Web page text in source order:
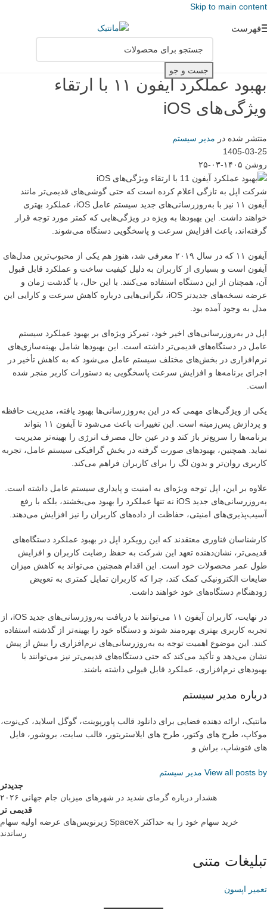
Skip to main content
فهرست
جست و جو
بهبود عملکرد آیفون ۱۱ با ارتقاء
ویژگی‌های iOS
منتشر شده در مدیر سیستم
1405-03-25
روشن ۱۴۰۵-۰۳-۲۵
شرکت اپل به تازگی اعلام کرده است که حتی گوشی‌های قدیمی‌تر مانند
آیفون ۱۱ نیز با به‌روزرسانی‌های جدید سیستم عامل iOS، عملکرد بهتری
خواهند داشت. این بهبودها به ویژه در ویژگی‌هایی که کمتر مورد توجه قرار
گرفته‌اند، باعث افزایش سرعت و پاسخگویی دستگاه می‌شوند.
آیفون ۱۱ که در سال ۲۰۱۹ معرفی شد، هنوز هم یکی از محبوب‌ترین مدل‌های
آیفون است و بسیاری از کاربران به دلیل کیفیت ساخت و عملکرد قابل قبول
آن، همچنان از این دستگاه استفاده می‌کنند. با این حال، با گذشت زمان و
عرضه نسخه‌های جدیدتر iOS، نگرانی‌هایی درباره کاهش سرعت و کارایی این
مدل به وجود آمده بود.
اپل در به‌روزرسانی‌های اخیر خود، تمرکز ویژه‌ای بر بهبود عملکرد سیستم
عامل در دستگاه‌های قدیمی‌تر داشته است. این بهبودها شامل بهینه‌سازی‌های
نرم‌افزاری در بخش‌های مختلف سیستم عامل می‌شود که به کاهش تأخیر در
اجرای برنامه‌ها و افزایش سرعت پاسخگویی به دستورات کاربر منجر شده
است.
یکی از ویژگی‌های مهمی که در این به‌روزرسانی‌ها بهبود یافته، مدیریت حافظه
و پردازش پس‌زمینه است. این تغییرات باعث می‌شود تا آیفون ۱۱ بتواند
برنامه‌ها را سریع‌تر باز کند و در عین حال مصرف انرژی را بهینه‌تر مدیریت
نماید. همچنین، بهبودهای صورت گرفته در بخش گرافیکی سیستم عامل، تجربه
کاربری روان‌تر و بدون لگ را برای کاربران فراهم می‌کند.
علاوه بر این، اپل توجه ویژه‌ای به امنیت و پایداری سیستم عامل داشته است.
به‌روزرسانی‌های جدید iOS نه تنها عملکرد را بهبود می‌بخشند، بلکه با رفع
آسیب‌پذیری‌های امنیتی، حفاظت از داده‌های کاربران را نیز افزایش می‌دهند.
کارشناسان فناوری معتقدند که این رویکرد اپل در بهبود عملکرد دستگاه‌های
قدیمی‌تر، نشان‌دهنده تعهد این شرکت به حفظ رضایت کاربران و افزایش
طول عمر محصولات خود است. این اقدام همچنین می‌تواند به کاهش میزان
ضایعات الکترونیکی کمک کند، چرا که کاربران تمایل کمتری به تعویض
زودهنگام دستگاه‌های خود خواهند داشت.
در نهایت، کاربران آیفون ۱۱ می‌توانند با دریافت به‌روزرسانی‌های جدید iOS، از
تجربه کاربری بهتری بهره‌مند شوند و دستگاه خود را بهینه‌تر از گذشته استفاده
کنند. این موضوع اهمیت توجه به به‌روزرسانی‌های نرم‌افزاری را بیش از پیش
نشان می‌دهد و تأکید می‌کند که حتی دستگاه‌های قدیمی‌تر نیز می‌توانند با
بهبودهای نرم‌افزاری، عملکرد قابل قبولی داشته باشند.
درباره مدیر سیستم
مانتیک، ارائه دهنده فضایی برای دانلود قالب پاورپوینت، گوگل اسلاید، کی‌نوت،
موکاپ، طرح های وکتور، طرح های ایلاستریتور، قالب سایت، بروشور، فایل
های فتوشاپ، براش و
View all posts by مدیر سیستم
جدیدتر
هشدار درباره گرمای شدید در شهرهای میزبان جام جهانی ۲۰۲۶
قدیمی تر
زیرنویس‌های عرضه اولیه سهام SpaceX خرید سهام خود را به حداکثر
رساندند
تبلیغات متنی
تعمیر اپسون